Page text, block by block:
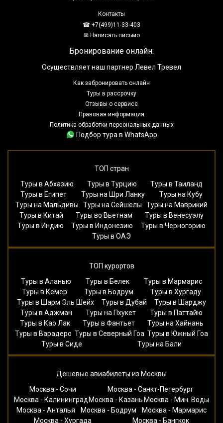
Контакты
☎ +7(499)11-33-403
✉ Написать письмо
Бронирование онлайн:
Осуществляет наш партнер Левел Тревел
Как забронировать онлайн
Туры в рассрочку
Отзывы о сервисе
Правовая информация
Политика обработки персональных данных
Подбор тура в WhatsApp
ТОП стран
Туры в Абхазию
Туры в Турцию
Туры в Таиланд
Туры в Египет
Туры на Шри Ланку
Туры на Кубу
Туры на Мальдивы
Туры на Сейшелы
Туры на Маврикий
Туры в Китай
Туры во Вьетнам
Туры в Венесуэлу
Туры в Индию
Туры в Индонезию
Туры в Черногорию
Туры в ОАЭ
ТОП курортов
Туры в Аланью
Туры в Белек
Туры в Мармарис
Туры в Кемер
Туры в Бодрум
Туры в Хургаду
Туры в Шарм Эль Шейх
Туры в Дубай
Туры в Шарджу
Туры в Аджман
Туры на Пхукет
Туры в Паттайю
Туры в Као Лак
Туры в Фантьет
Туры на Хайнань
Туры в Варадеро Туры в Северный Гоа Туры в Южный Гоа
Туры в Сиде
Туры на Бали
Дешевые авиабилеты из Москвы
Москва - Сочи
Москва - Санкт-Петербург
Москва - КалининградМосква - КазаньМосква - Мин. Воды
Москва - Анталья
Москва - Бодрум
Москва - Мармарис
Москва - Хургада
Москва - Бангкок